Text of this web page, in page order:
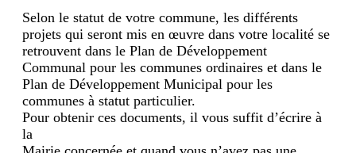
Selon le statut de votre commune, les différents
projets qui seront mis en œuvre dans votre localité se
retrouvent dans le Plan de Développement
Communal pour les communes ordinaires et dans le
Plan de Développement Municipal pour les
communes à statut particulier.
Pour obtenir ces documents, il vous suffit d’écrire à
la